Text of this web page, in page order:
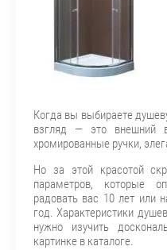
Когда вы выбираете
взгляд — это внешний
хромированные ручки,
Но за этой красотой
параметров, которые
радовать вас 10 лет или
год. Характеристики
нужно изучить
картинке в каталоге.